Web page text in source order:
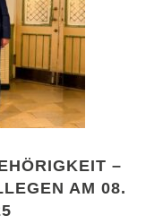
–
AM 08.